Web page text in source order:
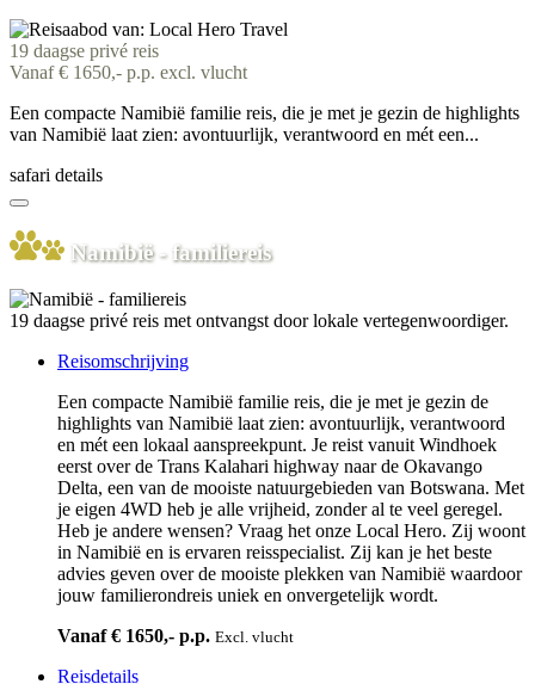
19 daagse privé reis
Vanaf € 1650,- p.p. excl. vlucht
Een compacte Namibië familie reis, die je met je gezin de highlights
van Namibië laat zien: avontuurlijk, verantwoord en mét een...
safari details
Namibië - familiereis
19 daagse privé reis met ontvangst door lokale vertegenwoordiger.
Reisomschrijving
Een compacte Namibië familie reis, die je met je gezin de
highlights van Namibië laat zien: avontuurlijk, verantwoord
en mét een lokaal aanspreekpunt. Je reist vanuit Windhoek
eerst over de Trans Kalahari highway naar de Okavango
Delta, een van de mooiste natuurgebieden van Botswana. Met
je eigen 4WD heb je alle vrijheid, zonder al te veel geregel.
Heb je andere wensen? Vraag het onze Local Hero. Zij woont
in Namibië en is ervaren reisspecialist. Zij kan je het beste
advies geven over de mooiste plekken van Namibië waardoor
jouw familierondreis uniek en onvergetelijk wordt.
Vanaf € 1650,- p.p. Excl. vlucht
Reisdetails